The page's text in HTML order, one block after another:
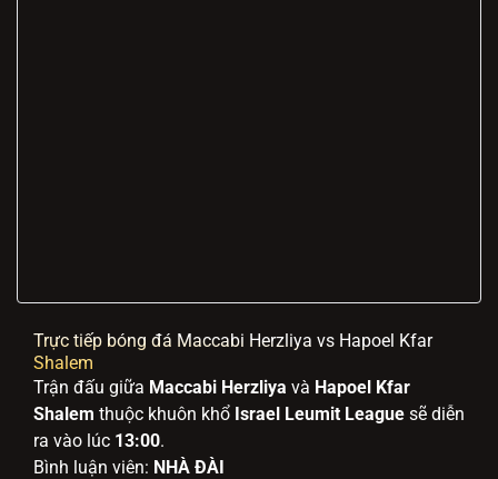
Trực tiếp bóng đá Maccabi Herzliya vs Hapoel Kfar
Shalem
Trận đấu giữa Maccabi Herzliya và Hapoel Kfar
Shalem thuộc khuôn khổ Israel Leumit League sẽ diễn
ra vào lúc 13:00.
Bình luận viên: NHÀ ĐÀI